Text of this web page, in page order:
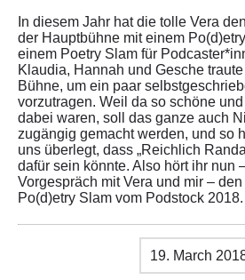
In diesem Jahr hat die tolle Vera
der Hauptbühne mit einem
einem Poetry Slam für
Klaudia, Hannah und Gesche
Bühne, um ein paar
vorzutragen. Weil da so schöne
dabei waren, soll das ganze auch
zugängig gemacht werden, und so
uns überlegt, dass „Reichlich
dafür sein könnte. Also hört ihr nun
Vorgespräch mit Vera und mir –
Po(d)etry Slam vom Podstock
19. March